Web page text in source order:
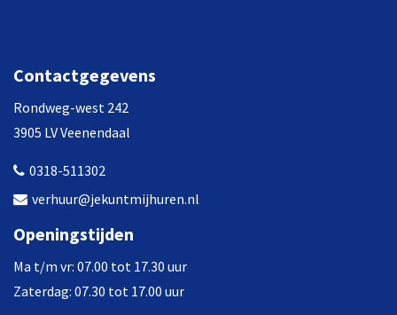
Contactgegevens
Rondweg-west 242
3905 LV Veenendaal
0318-511302
verhuur@jekuntmijhuren.nl
Openingstijden
Ma t/m vr: 07.00 tot 17.30 uur
Zaterdag: 07.30 tot 17.00 uur